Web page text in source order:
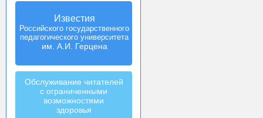
Известия
Российского государственного
педагогического университета
им. А.И. Герцена
Обслуживание читателей
с ограниченными
возможностями
здоровья